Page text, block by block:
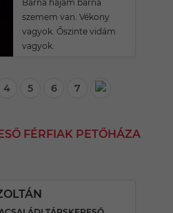
Barna hajam barna
szemem van. Vékony
vagyok. Őszinte vidám
vagyok.
4 5 6 7
FÉRFIAK PETŐHÁZA